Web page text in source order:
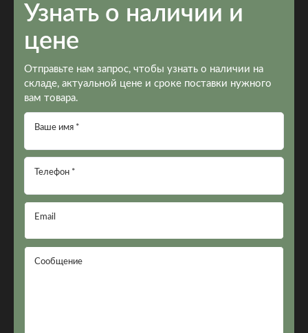
Узнать о наличии и
цене
Отправьте нам запрос, чтобы узнать о наличии на
складе, актуальной цене и сроке поставки нужного
вам товара.
Ваше имя *
Телефон *
Email
Сообщение